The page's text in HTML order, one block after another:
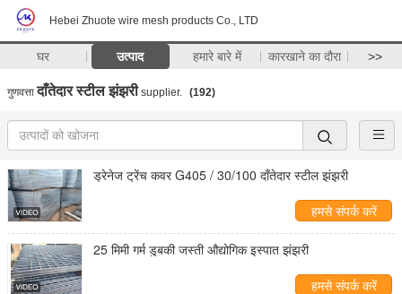
Hebei Zhuote wire mesh products Co., LTD
घर उत्पाद हमारे बारे में कारखाने का दौरा >>
गुणवत्ता दाँतेदार स्टील झंझरीsupplier. (192)
ड्रेनेज ट्रेंच कवर G405 / 30/100 दाँतेदार स्टील झंझरी
हमसे संपर्क करें
25 मिमी गर्म डुबकी जस्ती औद्योगिक इस्पात झंझरी
हमसे संपर्क करें